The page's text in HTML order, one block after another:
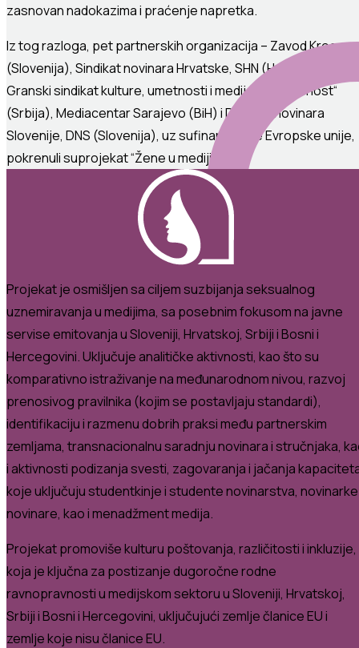
zasnovannadokazimai praćenjenapretka.
Iztograzloga, petpartnerskihorganizacija – ZavodKrog
(Slovenija), SindikatnovinaraHrvatske, SHN (Hrvatska
Granskisindikatkulture, umetnostiimedija Nezavisnost“
(Srbija), MediacentarSarajevo (BiH) iDruštvo
novinara
Slovenije, DNS (Slovenija), uzsufinansiranjeEvropskeunije,
pokrenulisuprojekat“Ženeumedijima
Projekat je osmišljen sa ciljem suzbijanja seksualnog
uznemiravanja u medijima, sa posebnim fokusom na javne
servise emitovanja u Sloveniji, Hrvatskoj, Srbiji i Bosni i
Hercegovini.Uključuje analitičke aktivnosti, kao što su
komparativno istraživanje na međunarodnom nivou, razvoj
prenosivog pravilnika (kojim se postavljaju standardi),
identifikaciju i razmenu dobrih praksi među partnerskim
zemljama, transnacionalnu saradnju novinara i stručnjaka,
i aktivnosti podizanja svesti, zagovaranja i jačanja
koje uključuju studentkinje i studente novinarstva,
novinare, kao i menadžment medija.
Projekat promoviše kulturu poštovanja, različitosti i inkluzije,
koja je ključna za postizanje dugoročne rodne
ravnopravnosti u medijskom sektoru u Sloveniji, Hrvatskoj,
Srbiji i Bosni i Hercegovini, uključujući zemlje članice EU i
zemlje koje nisu članice EU.